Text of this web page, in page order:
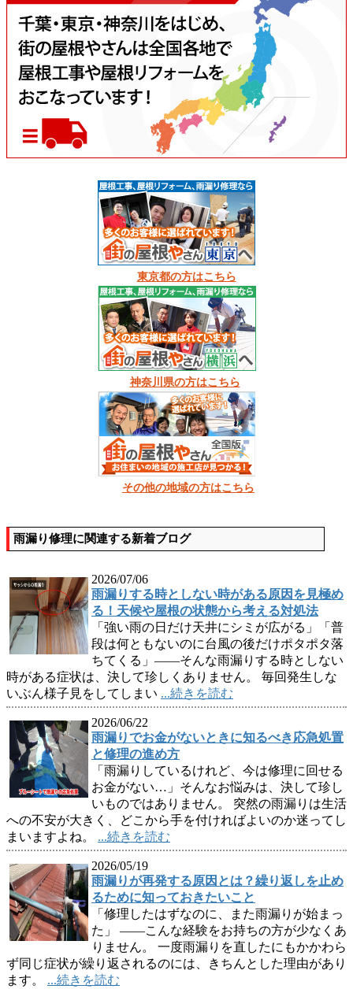
東京都の方はこちら
神奈川県の方はこちら
その他の地域の方はこちら
雨漏り修理に関連する新着ブログ
2026/07/06
雨漏りする時としない時がある原因を見極め
る！天候や屋根の状態から考える対処法
「強い雨の日だけ天井にシミが広がる」「普
段は何ともないのに台風の後だけポタポタ落
ちてくる」――そんな雨漏りする時としない
時がある症状は、決して珍しくありません。 毎回発生しな
いぶん様子見をしてしまい ...続きを読む
2026/06/22
雨漏りでお金がないときに知るべき応急処置
と修理の進め方
「雨漏りしているけれど、今は修理に回せる
お金がない…」そんなお悩みは、決して珍し
いものではありません。 突然の雨漏りは生活
への不安が大きく、どこから手を付ければよいのか迷ってし
まいますよね。 ...続きを読む
2026/05/19
雨漏りが再発する原因とは？繰り返しを止め
るために知っておきたいこと
「修理したはずなのに、また雨漏りが始まっ
た」 ——こんな経験をお持ちの方が少なくあ
りません。 一度雨漏りを直したにもかかわら
ず同じ症状が繰り返されるのには、きちんとした理由があり
ます。 ...続きを読む